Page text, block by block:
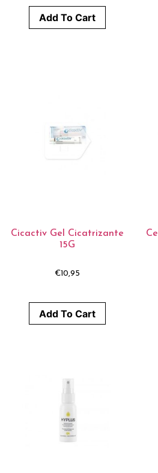
Add To Cart
Cicactiv Gel Cicatrizante
15G
€10,95
Add To Cart